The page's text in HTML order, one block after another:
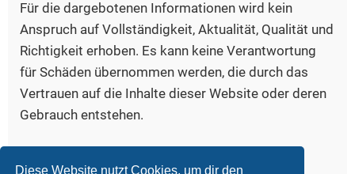
Diese Website nutzt Cookies, um dir den
Für die dargebotenen Informationen wird kein
Anspruch auf Vollständigkeit, Aktualität, Qualität und
Richtigkeit erhoben. Es kann keine Verantwortung
für Schäden übernommen werden, die durch das
Vertrauen auf die Inhalte dieser Website oder deren
Gebrauch entstehen.